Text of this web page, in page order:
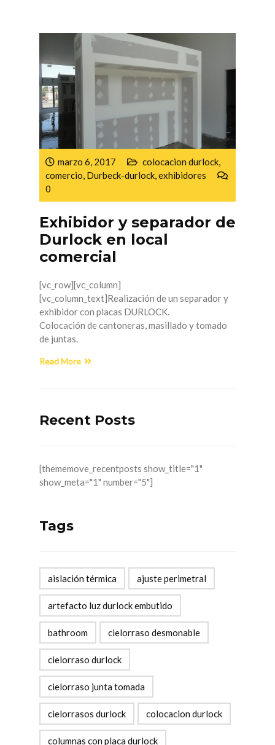
marzo 6, 2017 colocacion durlock,
comercio, Durbeck-durlock,exhibidores
0
Exhibidor y separador de
Durlock en local
comercial
[vc_row][vc_column]
[vc_column_text]Realización de un separador y
exhibidor con placas DURLOCK.
Colocación de cantoneras, masillado y tomado
de juntas.
Read More
Recent Posts
[thememove_recentposts show_title="1"
show_meta="1" number="5"]
Tags
aislación térmica ajuste perimetral
artefacto luz durlock embutido
bathroom cielorraso desmonable
cielorraso durlock
cielorraso junta tomada
cielorrasos durlock colocacion durlock
columnas con placa durlock